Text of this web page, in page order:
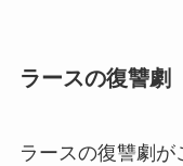
ラースの復讐劇
ラースの復讐劇